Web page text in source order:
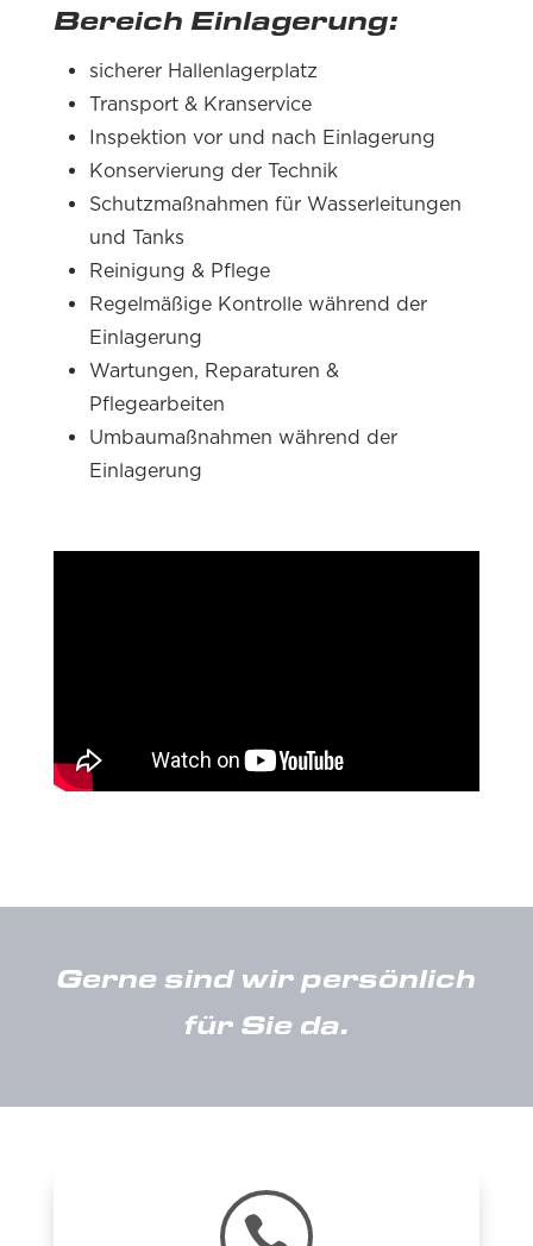
Bereich Einlagerung:
sicherer Hallenlagerplatz
Transport & Kranservice
Inspektion vor und nach Einlagerung
Konservierung der Technik
Schutzmaßnahmen für Wasserleitungen
und Tanks
Reinigung & Pflege
Regelmäßige Kontrolle während der
Einlagerung
Wartungen, Reparaturen &
Pflegearbeiten
Umbaumaßnahmen während der
Einlagerung
Gerne sind wir persönlich
für Sie da.
